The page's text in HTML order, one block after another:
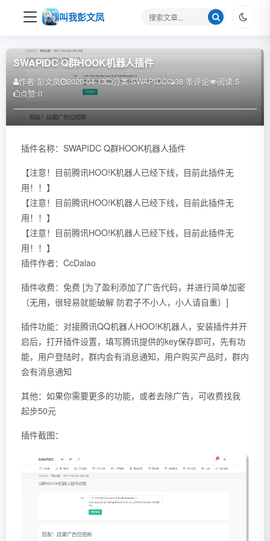
叫我彭文凤
搜
字
SWAPIDC Q群HOOK机器人插件
作者:彭文凤 2020-04-13 分类:SWAPIDC 38 条评论 阅读:5
点赞:0
插件名称：SWAPIDC Q群HOOK机器人插件
【注意！目前腾讯HOO!K机器人已经下线，目前此插件无
用！！】
【注意！目前腾讯HOO!K机器人已经下线，目前此插件无
用！！】
【注意！目前腾讯HOO!K机器人已经下线，目前此插件无
用！！】
插件作者：CcDalao
插件收费：免费 [为了盈利添加了广告代码，并进行简单加密
（无用，很轻易就能破解 防君子不小人，小人请自重）]
插件功能：对接腾讯QQ机器人HOO!K机器人，安装插件并开
启后，打开插件设置，填写腾讯提供的key保存即可，先有功
能，用户登陆时，群内会有消息通知，用户购买产品时，群内
会有消息通知
其他：如果你需要更多的功能，或者去除广告，可收费找我
起步50元
插件截图：